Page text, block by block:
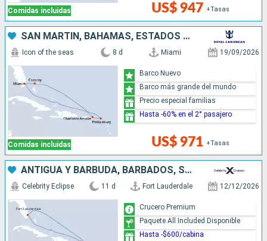
Comidas incluidas US$ 947 +Tasas
SAN MARTÍN, BAHAMAS, ESTADOS UNIDOS
Comidas incluidas
Icon of the seas 8 d Miami 19/09/2026
US$ 971 +Tasas
Barco Nuevo
Barco más grande del mundo
Precio especial familias
Hasta -60% en el 2° pasajero
ANTIGUA Y BARBUDA, BARBADOS, SANTA LUCIA, ESTADOS UNIDOS
Celebrity Eclipse 11 d Fort Lauderdale 12/12/2026
Crucero Premium
Paquete All Included Disponible
Hasta -$600/cabina